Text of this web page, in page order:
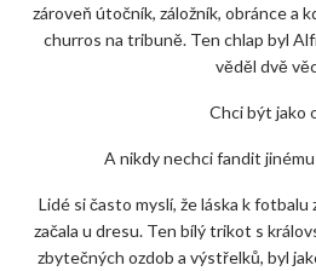
zároveň útočník, záložník, obránce a
churros na tribuně. Ten chlap byl
věděl dvě
Chci být jako
A nikdy nechci fandit
Lidé si často myslí, že láska k fotbalu
začala u dresu. Ten bílý trikot s
zbytečných ozdob a výstřelků, byl